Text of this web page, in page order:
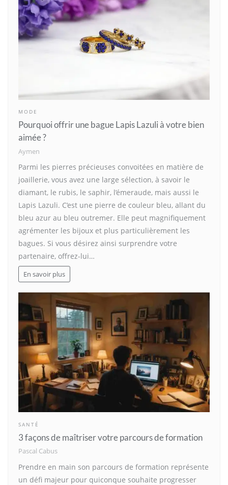
MODE
Pourquoi offrir une bague Lapis Lazuli à votre bien
aimée ?
Aymen
Parmi les pierres précieuses convoitées en matière de
joaillerie, vous avez une large sélection, à savoir le
diamant, le rubis, le saphir, l’émeraude, mais aussi le
Lapis Lazuli. C’est une pierre de couleur bleu, allant du
bleu azur au bleu outremer. Elle peut magnifiquement
agrémenter les bijoux et plus particulièrement les
bagues. Si vous désirez ainsi surprendre votre
partenaire, offrez-lui…
En savoir plus
SANTÉ
3 façons de maîtriser votre parcours de formation
Pascal Cabus
Prendre en main son parcours de formation représente
un défi majeur pour quiconque souhaite progresser